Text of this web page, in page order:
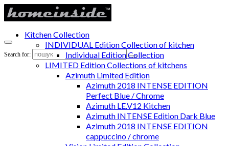
Search for:
Kitchen Collection
INDIVIDUAL Edition Collection of kitchen
Individual Edition Collection
LIMITED Edition Collections of kitchens
Azimuth Limited Edition
Azimuth 2018 INTENSE EDITION
Perfect Blue / Chrome
Azimuth LE.V12 Kitchen
Azimuth INTENSE Edition Dark Blue
Azimuth 2018 INTENSE EDITION
cappuccino / chrome